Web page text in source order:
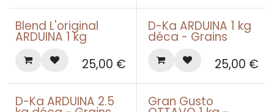
Best seller
Blend L'original
ARDUINA 1 kg
25,00 €
D-Ka ARDUINA 1 kg
déca - Grains
25,00 €
D-Ka ARDUINA 2.5 Gran Gusto